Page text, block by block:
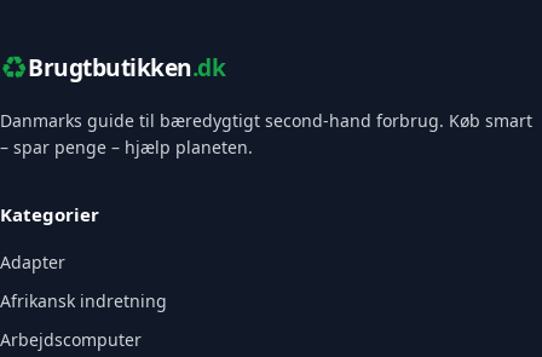
♻️Brugtbutikken.dk
Danmarks guide til bæredygtigt second-hand forbrug. Køb smart
– spar penge – hjælp planeten.
Kategorier
Adapter
Afrikansk indretning
Arbejdscomputer